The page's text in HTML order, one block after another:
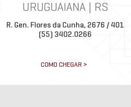
URUGUAIANA | RS
R. Gen. Flores da Cunha, 2676 / 401
(55) 3402.0266
COMO CHEGAR >